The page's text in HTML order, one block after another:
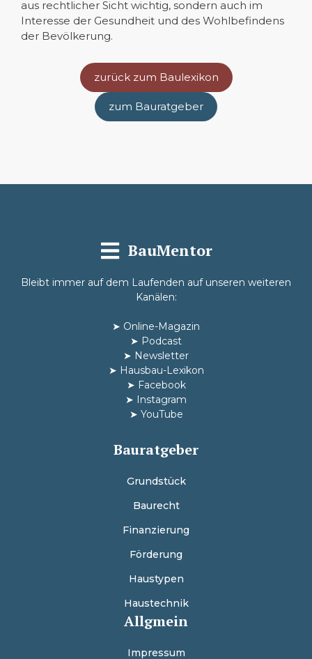
aus rechtlicher Sicht wichtig, sondern auch im
Interesse der Gesundheit und des Wohlbefindens
der Bevölkerung.
zurück zum Baulexikon
zum Bauratgeber
BauMentor
Bleibt immer auf dem Laufenden auf unseren weiteren
Kanälen:
➤ Online-Magazin
➤ Podcast
➤ Newsletter
➤ Hausbau-Lexikon
➤ Facebook
➤ Instagram
➤ YouTube
Bauratgeber
Grundstück
Baurecht
Finanzierung
Förderung
Haustypen
Haustechnik
Allgmein
Impressum